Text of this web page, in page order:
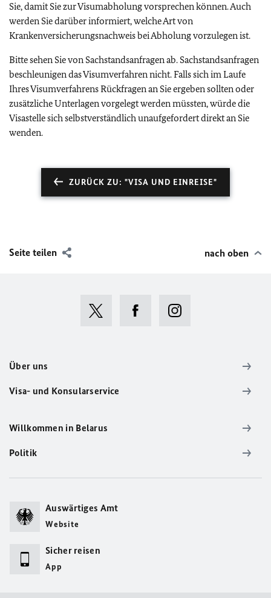
Sie, damit Sie zur Visumabholung vorsprechen können. Auch
werden Sie darüber informiert, welche Art von
Krankenversicherungsnachweis bei Abholung vorzulegen ist.
Bitte sehen Sie von Sachstandsanfragen ab. Sachstandsanfragen
beschleunigen das Visumverfahren nicht. Falls sich im Laufe
Ihres Visumverfahrens Rückfragen an Sie ergeben sollten oder
zusätzliche Unterlagen vorgelegt werden müssten, würde die
Visastelle sich selbstverständlich unaufgefordert direkt an Sie
wenden.
ZURÜCK ZU: "VISA UND EINREISE"
Seite teilen nach oben
Über uns
Visa- und Konsularservice
Willkommen in Belarus
Politik
Auswärtiges Amt
Website
Sicher reisen
App